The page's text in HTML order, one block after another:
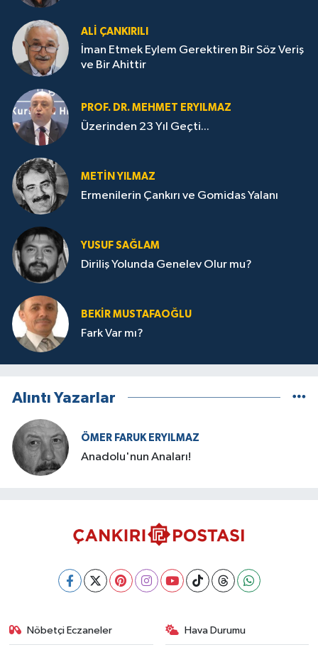
ALI ÇANKIRILI
İman Etmek Eylem Gerektiren Bir Söz Veriş
ve Bir Ahittir
PROF. DR. MEHMET ERYILMAZ
Üzerinden 23 Yıl Geçti...
METIN YILMAZ
Ermenilerin Çankırı ve Gomidas Yalanı
YUSUF SAĞLAM
Diriliş Yolunda Genelev Olur mu?
BEKIR MUSTAFAOĞLU
Fark Var mı?
Alıntı Yazarlar
ÖMER FARUK ERYILMAZ
Anadolu'nun Anaları!
Nöbetçi Eczaneler Hava Durumu